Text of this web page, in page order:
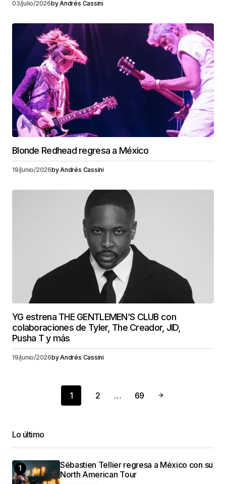
03/julio/2026byAndrés Cassini
Blonde Redhead regresa a México
19/junio/2026byAndrés Cassini
YG estrena THE GENTLEMEN’S CLUB con
colaboraciones de Tyler, The Creador, JID,
Pusha T y más
19/junio/2026byAndrés Cassini
1 2 … 69
Lo último
Sébastien Tellier regresa a México con su
North American Tour